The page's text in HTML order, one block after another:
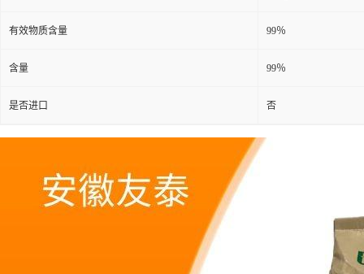
有效物质含量 99％
含量 99％
是否进口 否